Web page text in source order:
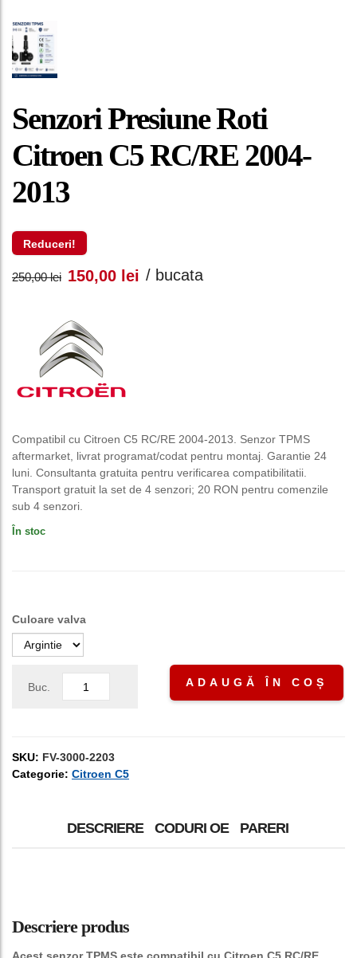
Senzori Presiune Roti
Citroen C5 RC/RE 2004-
2013
Reduceri!
250,00lei Prețul
a
fost:
150,00 lei Prețul
/ bucata
Compatibil cu Citroen C5 RC/RE 2004-2013. Senzor TPMS
aftermarket, livrat programat/codat pentru montaj. Garantie 24
luni. Consultanta gratuita pentru verificarea compatibilitatii.
Transport gratuit la set de 4 senzori; 20 RON pentru comenzile
sub 4 senzori.
În stoc
Culoare valva
Buc. ADAUGĂ ÎN COȘ
SKU: FV-3000-2203
Categorie: Citroen C5
DESCRIERE CODURI OE PARERI
Descriere produs